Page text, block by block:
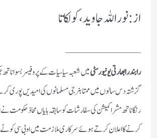
از: نور اللہ جاوید، کولکاتا
رابندرا بھارتی یونیورسٹیمیں شعبہ سیاسیات کے پروفیسر
گزشتہ دس سالوں میں ممتا بنرجی مسلمانوں کی امیدیں پوری
کرنے کا اعلان کرتے ہوئے سرکاری ملازمت میں اوبی سی